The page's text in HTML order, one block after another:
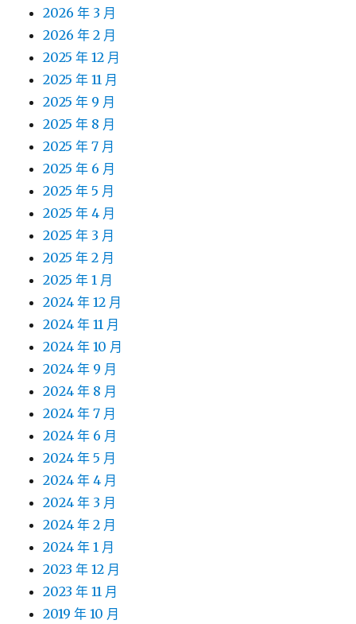
2026 年 3 月
2026 年 2 月
2025 年 12 月
2025 年 11 月
2025 年 9 月
2025 年 8 月
2025 年 7 月
2025 年 6 月
2025 年 5 月
2025 年 4 月
2025 年 3 月
2025 年 2 月
2025 年 1 月
2024 年 12 月
2024 年 11 月
2024 年 10 月
2024 年 9 月
2024 年 8 月
2024 年 7 月
2024 年 6 月
2024 年 5 月
2024 年 4 月
2024 年 3 月
2024 年 2 月
2024 年 1 月
2023 年 12 月
2023 年 11 月
2019 年 10 月